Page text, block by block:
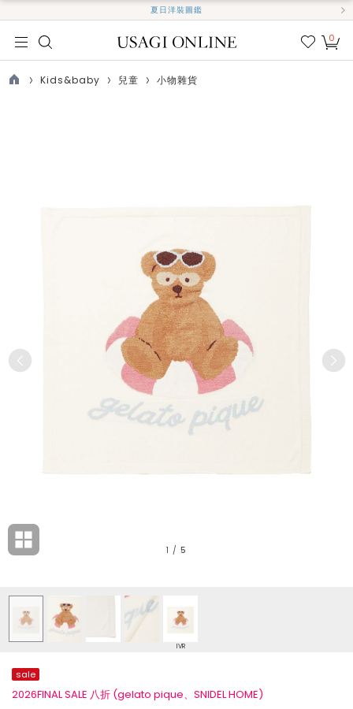
夏日洋裝圖鑑
我的
0
Kids&baby 兒童 小物雜貨
1 / 5
IVR
sale
2026FINAL SALE 八折 (gelato pique、SNIDEL HOME)